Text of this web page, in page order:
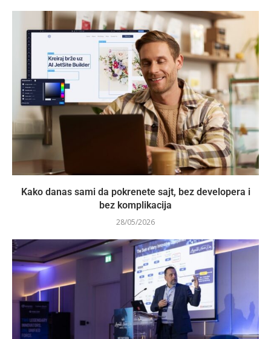
Kako danas sami da pokrenete sajt, bez developera i
bez komplikacija
28/05/2026